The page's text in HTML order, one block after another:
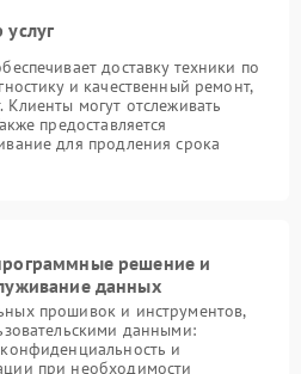
доставку техники по
и качественный ремонт,
могут отслеживать
предоставляется
для продления срока
решение и
данных
прошивок и инструментов,
данными:
и
при необходимости